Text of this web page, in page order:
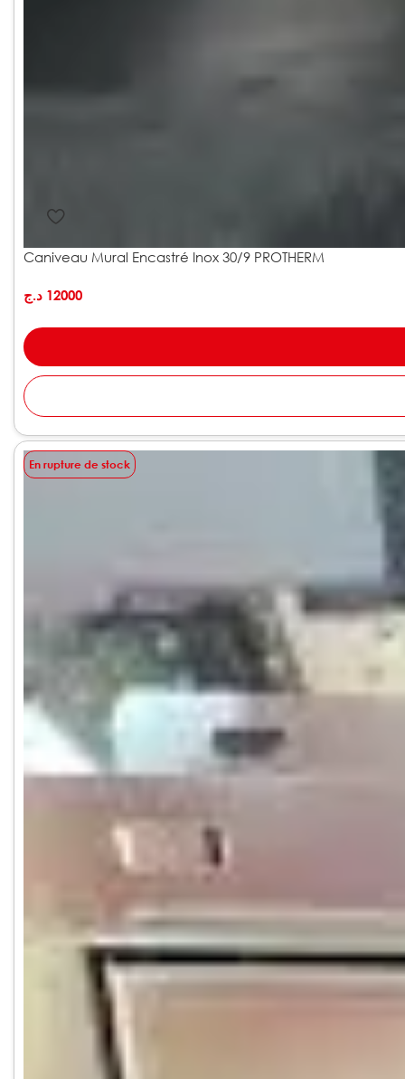
Caniveau Mural Encastré Inox 30/9 PROTHERM
12000 د.ج
En rupture de stock